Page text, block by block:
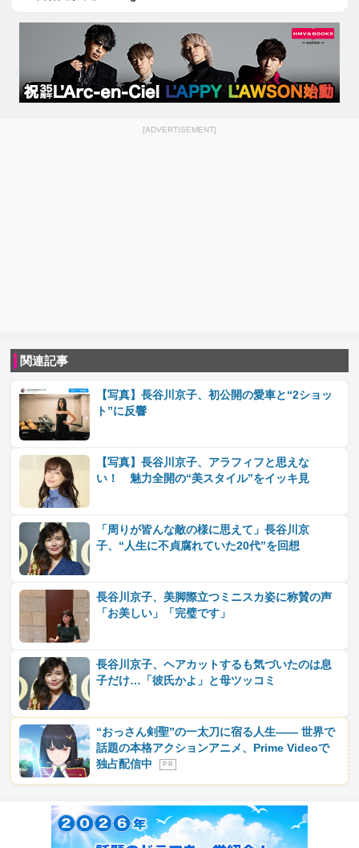
[ADVERTISEMENT]
関連記事
【写真】長谷川京子、初公開の愛車と“2ショッ
ト”に反響
【写真】長谷川京子、アラフィフと思えな
い！ 魅力全開の“美スタイル”をイッキ見
「周りが皆んな敵の様に思えて」長谷川京
子、“人生に不貞腐れていた20代”を回想
長谷川京子、美脚際立つミニスカ姿に称賛の声
「お美しい」「完璧です」
長谷川京子、ヘアカットするも気づいたのは息
子だけ…「彼氏かよ」と母ツッコミ
“おっさん剣聖”の一太刀に宿る人生―― 世界で
話題の本格アクションアニメ、Prime Videoで
独占配信中
P R